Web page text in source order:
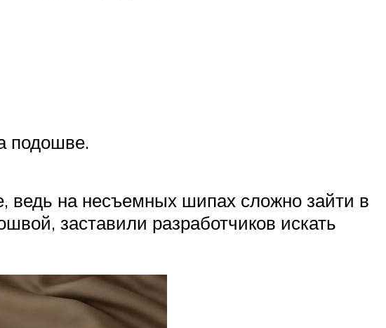
подошве.
ведь на несъемных шипах сложно зайти в
заставили разработчиков искать